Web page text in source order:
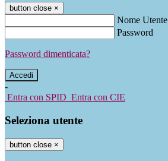
button close ×
Nome Utente
Password
Password dimenticata?
-
Entra con SPID Entra con CIE
Seleziona utente
button close ×